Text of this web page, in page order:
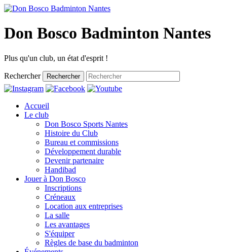
Don Bosco Badminton Nantes
Plus qu'un club, un état d'esprit !
Rechercher Rechercher
Accueil
Le club
Don Bosco Sports Nantes
Histoire du Club
Bureau et commissions
Développement durable
Devenir partenaire
Handibad
Jouer à Don Bosco
Inscriptions
Créneaux
Location aux entreprises
La salle
Les avantages
S'équiper
Règles de base du badminton